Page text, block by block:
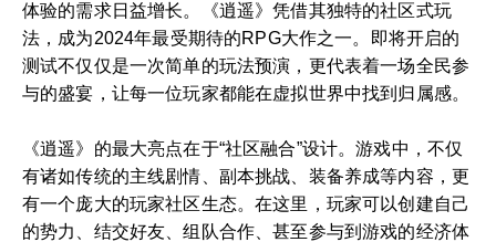
体验的需求日益增长。《逍遥》凭借其独特的社区式玩
法，成为2024年最受期待的RPG大作之一。即将开启的
测试不仅仅是一次简单的玩法预演，更代表着一场全民参
与的盛宴，让每一位玩家都能在虚拟世界中找到归属感。
《逍遥》的最大亮点在于“社区融合”设计。游戏中，不仅
有诸如传统的主线剧情、副本挑战、装备养成等内容，更
有一个庞大的玩家社区生态。在这里，玩家可以创建自己
的势力、结交好友、组队合作、甚至参与到游戏的经济体